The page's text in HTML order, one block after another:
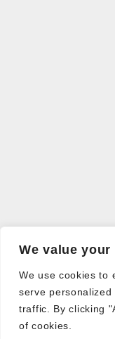
We value
We use cookies to
serve
traffic. By clicking
of cookies.